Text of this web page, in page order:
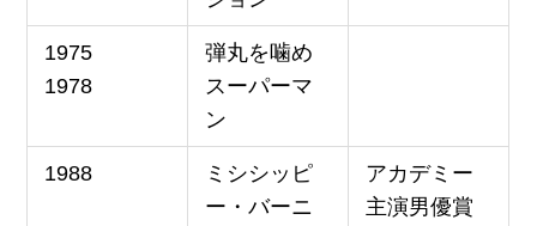
1975
1978
弾丸を噛め
スーパーマ
ン
1988
ミシシッピ
ー・バーニ
アカデミー
主演男優賞